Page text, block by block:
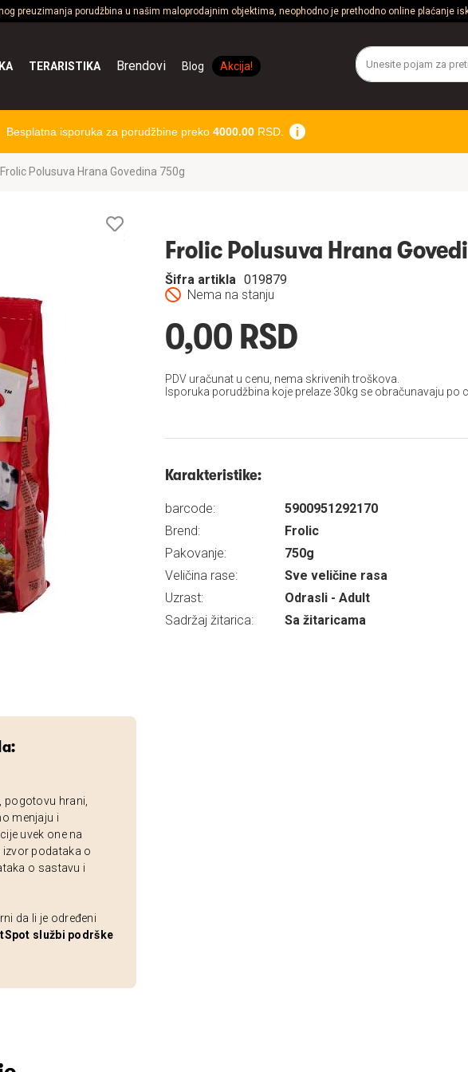
preuzimanja porudžbina u našim maloprodajnim objektima, neophodno je prethodno online plaćanje
TERARISTIKA Brendovi Blog Akcija!
Besplatna isporuka za porudžbine preko 4000.00RSD.
Frolic Polusuva Hrana Govedina 750g
hrani,
menjaju i
uvek one na
podataka o
o sastavu i
da li je određeni
službi podrške
želja
Frolic Polusuva Hrana
Nema na stanju
Šifra artikla 019879
0,00 RSD
PDV uračunat u cenu, nema skrivenih troškova.
Isporuka porudžbina koje prelaze 30kg se obračunavaju po
Karakteristike:
barcode:
5900951292170
Brend:
Frolic
Pakovanje:
750g
Veličina rase:
Sve veličine rasa
Uzrast:
Odrasli - Adult
Sadržaj žitarica:
Sa žitaricama